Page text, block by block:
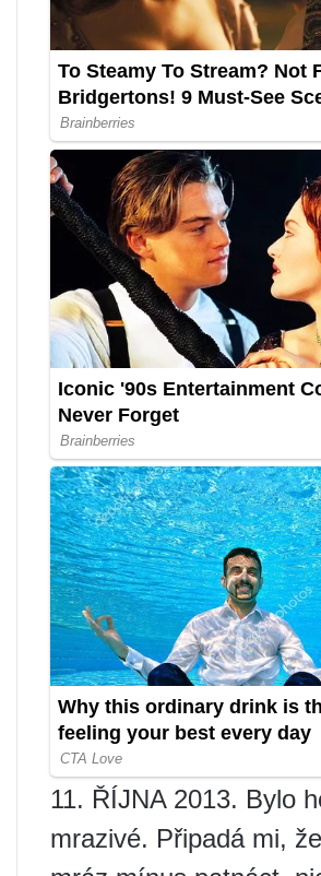
11. ŘÍJNA 2013. Bylo
mrazivé. Připadá mi,